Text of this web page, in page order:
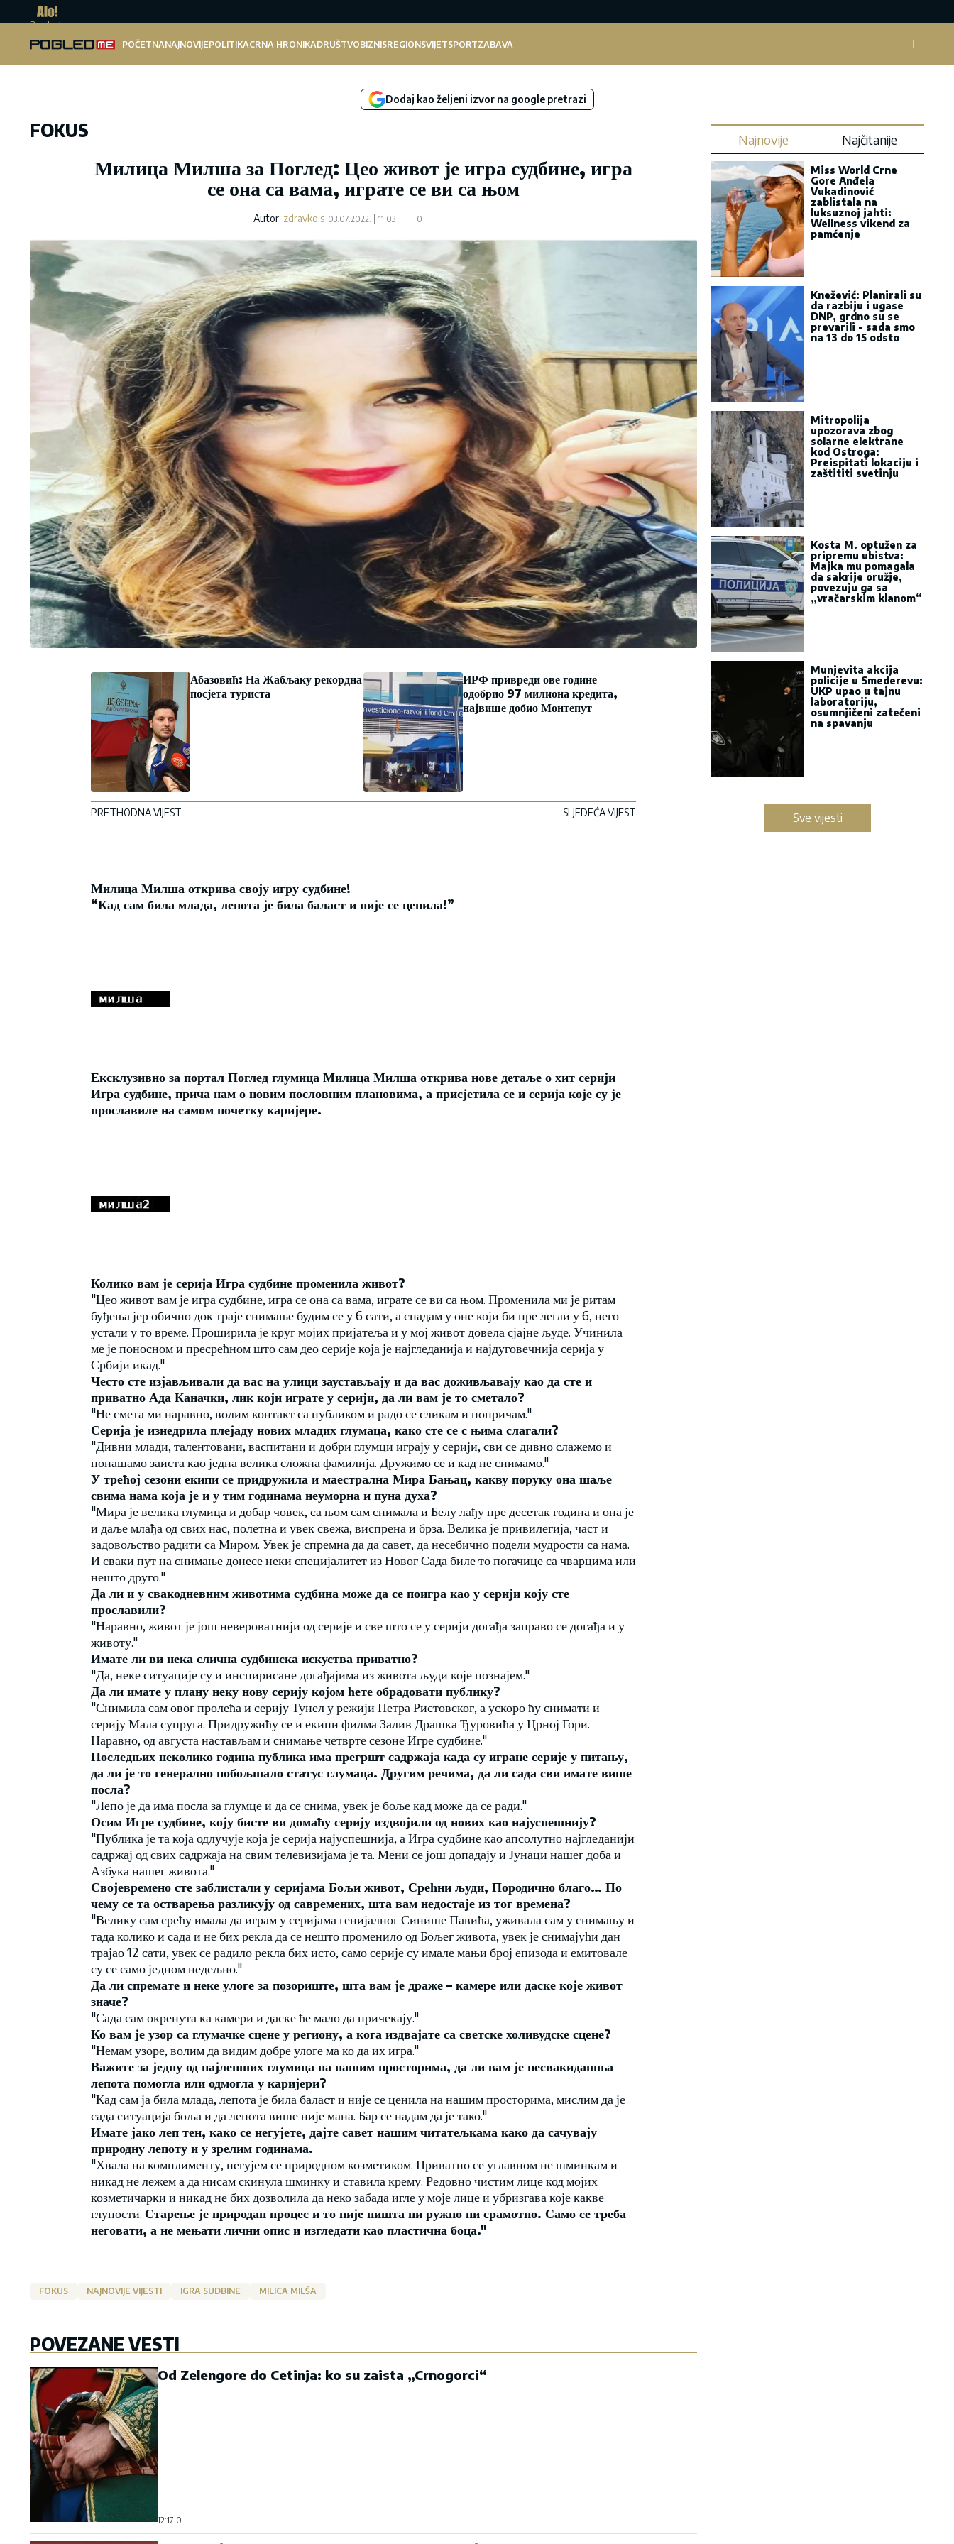
Pogled.me
POČETNANAJNOVIJEPOLITIKACRNA HRONIKADRUŠTVOBIZNISREGIONSVIJETSPORTZABAVA
Dodaj kao željeni izvor na google pretrazi
FOKUS
Милица Милша за Поглед: Цео живот је игра судбине, игра
се она са вама, играте се ви са њом
Autor: zdravko.s 03.07.2022. 11:03 0
Абазовић: На Жабљаку рекордна
посјета туриста
PRETHODNA VIJEST
ИРФ привреди ове године
одобрио 97 милиона кредита,
највише добио Монтепут
SLJEDEĆA VIJEST
Милица Милша открива своју игру судбине!
“Кад сам била млада, лепота је била баласт и није се ценила!”
Ексклузивно за портал Поглед глумица Милица Милша открива нове детаље о хит серији
Игра судбине, прича нам о новим пословним плановима, а присјетила се и серија које су је
прославиле на самом почетку каријере.
Колико вам је серија Игра судбине променила живот?
"Цео живот вам је игра судбине, игра се она са вама, играте се ви са њом. Променила ми је ритам
буђења јер обично док траје снимање будим се у 6 сати, а спадам у оне који би пре легли у 6, него
устали у то време. Проширила је круг мојих пријатеља и у мој живот довела сјајне људе. Учинила
ме је поносном и пресрећном што сам део серије која је најгледанија и најдуговечнија серија у
Србији икад."
Често сте изјављивали да вас на улици заустављају и да вас доживљавају као да сте и
приватно Ада Каначки, лик који играте у серији, да ли вам је то сметало?
"Не смета ми наравно, волим контакт са публиком и радо се сликам и попричам."
Серија је изнедрила плејаду нових младих глумаца, како сте се с њима слагали?
"Дивни млади, талентовани, васпитани и добри глумци играју у серији, сви се дивно слажемо и
понашамо заиста као једна велика сложна фамилија. Дружимо се и кад не снимамо."
У трећој сезони екипи се придружила и маестрална Мира Бањац, какву поруку она шаље
свима нама која је и у тим годинама неуморна и пуна духа?
"Мира је велика глумица и добар човек, са њом сам снимала и Белу лађу пре десетак година и она је
и даље млађа од свих нас, полетна и увек свежа, виспрена и брза. Велика је привилегија, част и
задовољство радити са Миром. Увек је спремна да да савет, да несебично подели мудрости са нама.
И сваки пут на снимање донесе неки специјалитет из Новог Сада биле то погачице са чварцима или
нешто друго."
Да ли и у свакодневним животима судбина може да се поигра као у серији коју сте
прославили?
"Наравно, живот је још невероватнији од серије и све што се у серији догађа заправо се догађа и у
животу."
Имате ли ви нека слична судбинска искуства приватно?
"Да, неке ситуације су и инспирисане догађајима из живота људи које познајем."
Да ли имате у плану неку нову серију којом ћете обрадовати публику?
"Снимила сам овог пролећа и серију Тунел у режији Петра Ристовског, а ускоро ћу снимати и
серију Мала супруга. Придружићу се и екипи филма Залив Драшка Ђуровића у Црној Гори.
Наравно, од августа настављам и снимање четврте сезоне Игре судбине."
Последњих неколико година публика има прегршт садржаја када су игране серије у питању,
да ли је то генерално побољшало статус глумаца. Другим речима, да ли сада сви имате више
посла?
"Лепо је да има посла за глумце и да се снима, увек је боље кад може да се ради."
Осим Игре судбине, коју бисте ви домаћу серију издвојили од нових као најуспешнију?
"Публика је та која одлучује која је серија најуспешнија, а Игра судбине као апсолутно најгледанији
садржај од свих садржаја на свим телевизијама је та. Мени се још допадају и Јунаци нашег доба и
Азбука нашег живота."
Својевремено сте заблистали у серијама Бољи живот, Срећни људи, Породично благо… По
чему се та остварења разликују од савремених, шта вам недостаје из тог времена?
"Велику сам срећу имала да играм у серијама генијалног Синише Павића, уживала сам у снимању и
тада колико и сада и не бих рекла да се нешто променило од Бољег живота, увек је снимајући дан
трајао 12 сати, увек се радило рекла бих исто, само серије су имале мањи број епизода и емитовале
су се само једном недељно."
Да ли спремате и неке улоге за позориште, шта вам је драже – камере или даске које живот
значе?
"Сада сам окренута ка камери и даске ће мало да причекају."
Ко вам је узор са глумачке сцене у региону, а кога издвајате са светске холивудске сцене?
"Немам узоре, волим да видим добре улоге ма ко да их игра."
Важите за једну од најлепших глумица на нашим просторима, да ли вам је несвакидашња
лепота помогла или одмогла у каријери?
"Кад сам ја била млада, лепота је била баласт и није се ценила на нашим просторима, мислим да је
сада ситуација боља и да лепота више није мана. Бар се надам да је тако."
Имате јако леп тен, како се негујете, дајте савет нашим читатељкама како да сачувају
природну лепоту и у зрелим годинама.
"Хвала на комплименту, негујем се природном козметиком. Приватно се углавном не шминкам и
никад не лежем а да нисам скинула шминку и ставила крему. Редовно чистим лице код мојих
козметичарки и никад не бих дозволила да неко забада игле у моје лице и убризгава које какве
глупости. Старење је природан процес и то није ништа ни ружно ни срамотно. Само се треба
неговати, а не мењати лични опис и изгледати као пластична боца."
FOKUS NAJNOVIJE VIJESTI IGRA SUDBINE MILICA MILŠA
POVEZANE VESTI
Od Zelengore do Cetinja: ko su zaista „Crnogorci“
12:17 0
Najnovije Najčitanije
Miss World Crne
Gore Anđela
Vukadinović
zablistala na
luksuznoj jahti:
Wellness vikend za
pamćenje
Knežević: Planirali su
da razbiju i ugase
DNP, grdno su se
prevarili - sada smo
na 13 do 15 odsto
Mitropolija
upozorava zbog
solarne elektrane
kod Ostroga:
Preispitati lokaciju i
zaštititi svetinju
Kosta M. optužen za
pripremu ubistva:
Majka mu pomagala
da sakrije oružje,
povezuju ga sa
„vračarskim klanom“
Munjevita akcija
policije u Smederevu:
UKP upao u tajnu
laboratoriju,
osumnjičeni zatečeni
na spavanju
Sve vijesti